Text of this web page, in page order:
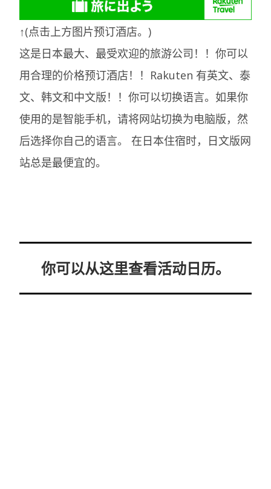
↑(点击上方图片预订酒店。)
这是日本最大、最受欢迎的旅游公司！！你可以
用合理的价格预订酒店！！Rakuten 有英文、泰
文、韩文和中文版！！你可以切换语言。如果你
使用的是智能手机，请将网站切换为电脑版，然
后选择你自己的语言。在日本住宿时，日文版网
站总是最便宜的。
你可以从这里查看活动日历。